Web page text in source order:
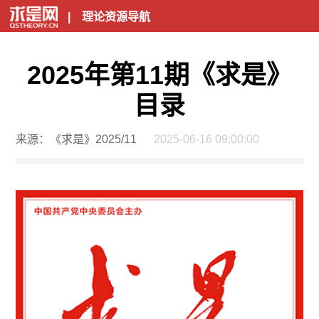
| 理论资源导航
2025年第11期《求是》
目录
来源：《求是》2025/11 2025-06-16 09:00:00